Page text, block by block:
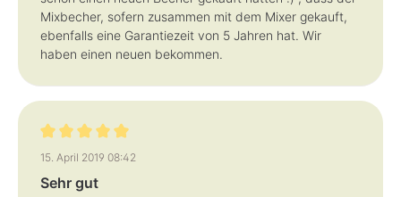
Mixbecher, sofern zusammen mit dem Mixer gekauft,
ebenfalls eine Garantiezeit von 5 Jahren hat. Wir
haben einen neuen bekommen.
Bewertung mit 5 von 5 Sternen
15. April 2019 08:42
Sehr gut